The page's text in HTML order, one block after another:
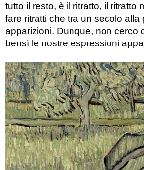
tutto il resto, è il ritratto, il ritratto
fare ritratti che tra un secolo
apparizioni. Dunque, non cerco
bensì le nostre espressioni